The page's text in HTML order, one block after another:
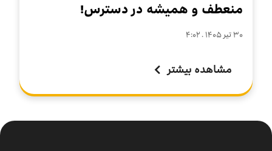
منعطف و همیشه در دسترس!
۳۰ تير ۱۴۰۵ . ۴:۰۲
مشاهده بیشتر